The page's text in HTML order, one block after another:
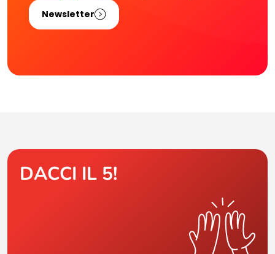
Newsletter
DACCI IL 5!